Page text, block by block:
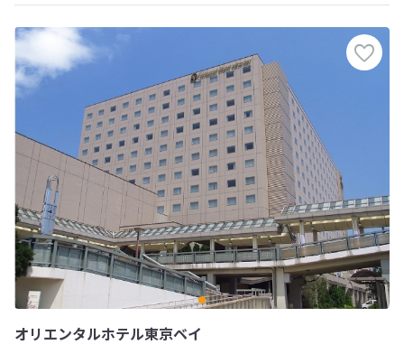
オリエンタルホテル東京ベイ